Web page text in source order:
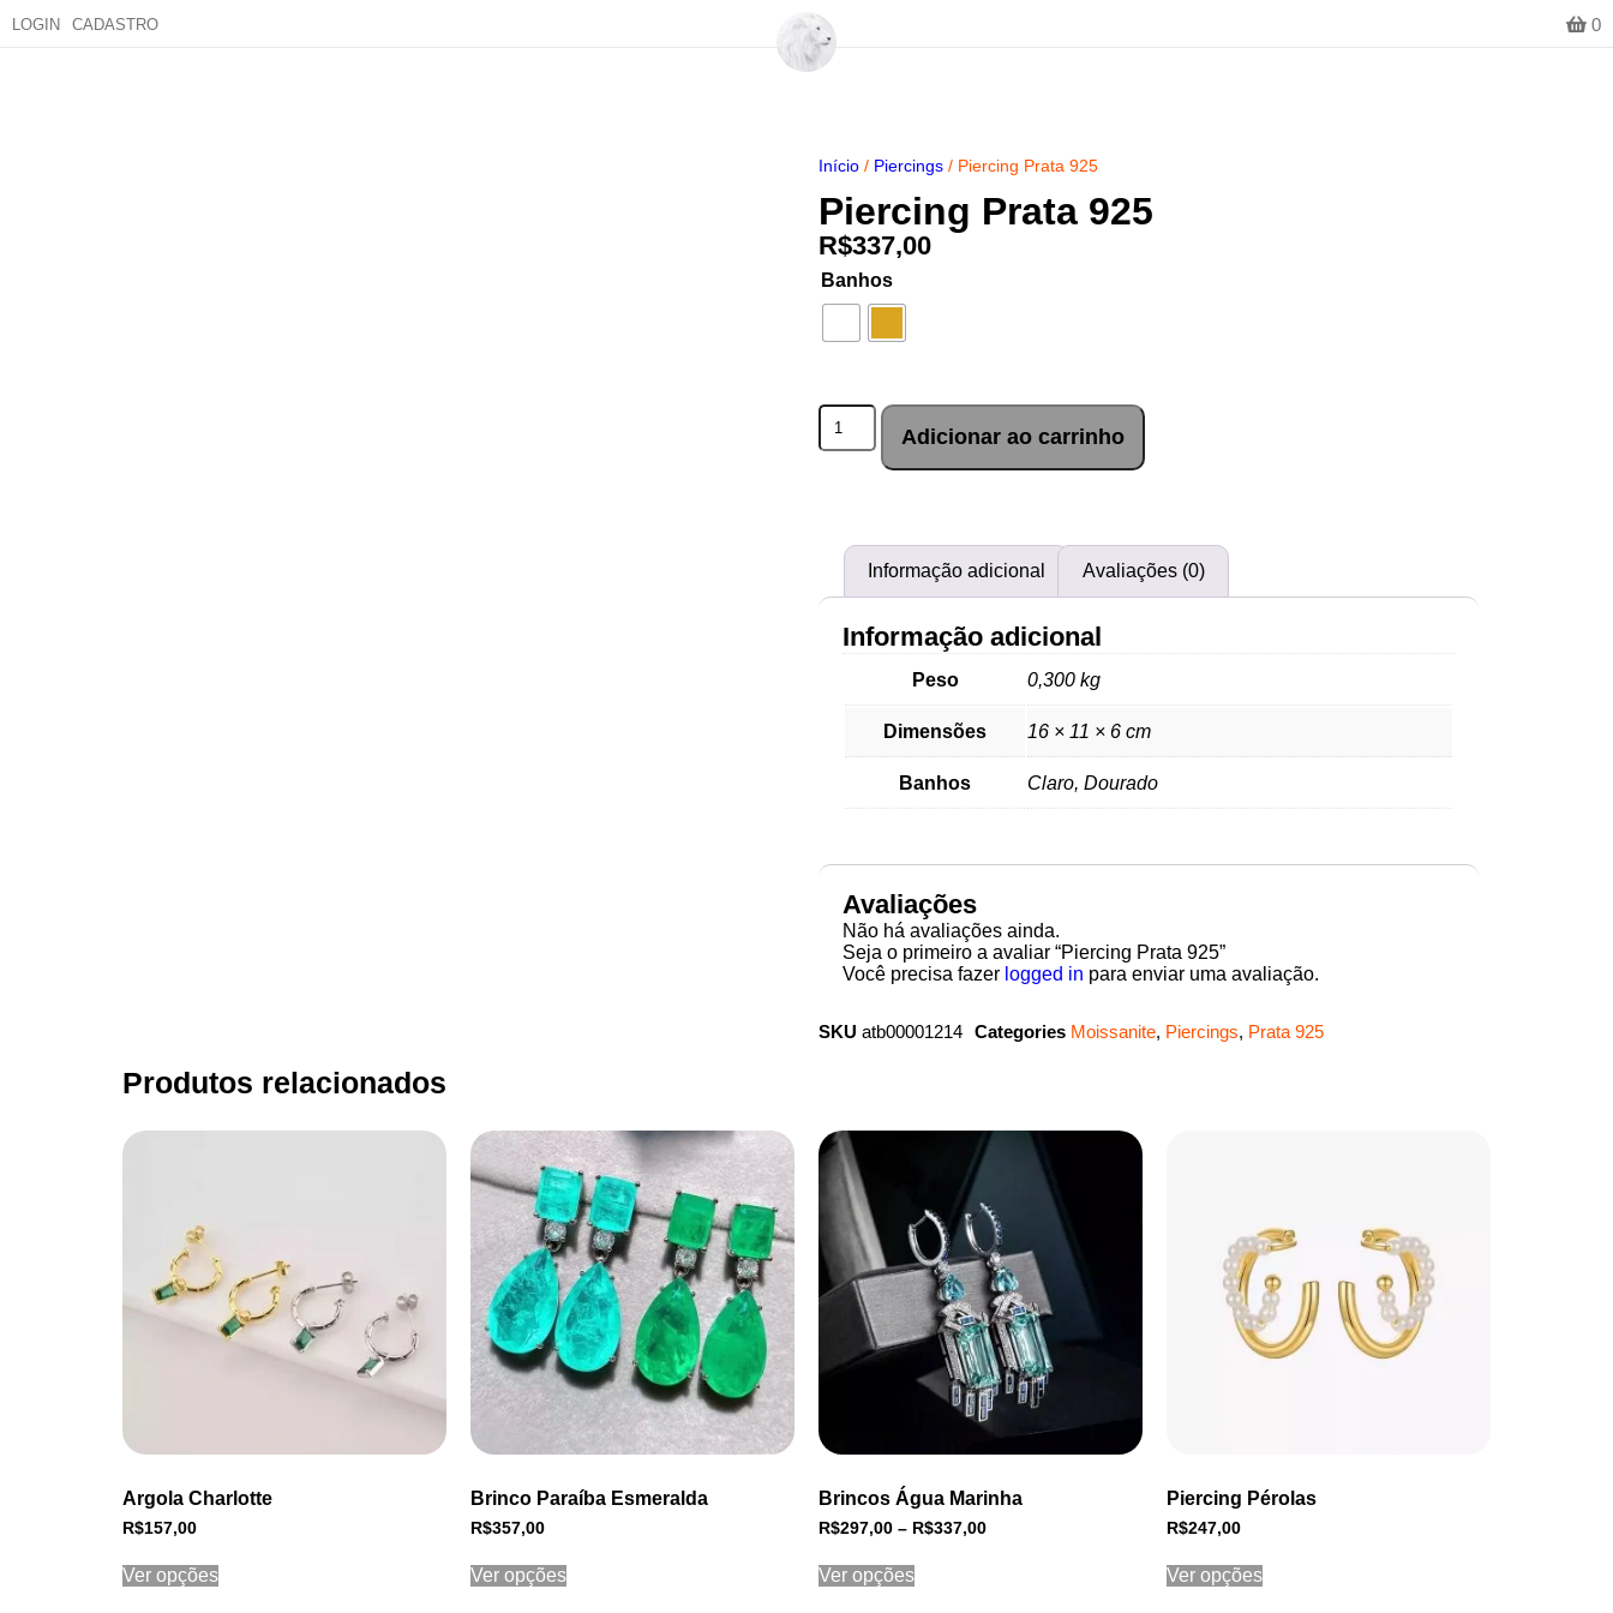
LOGIN CADASTRO 0
Início / Piercings / Piercing Prata 925
Piercing Prata 925
R$337,00
Banhos
Adicionar ao carrinho
Informação adicional Avaliações (0)
Informação adicional
Peso 0,300 kg
Dimensões 16 × 11 × 6 cm
Banhos Claro, Dourado
Avaliações
Não há avaliações ainda.
Seja o primeiro a avaliar “Piercing Prata 925”
Você precisa fazer logged in para enviar uma avaliação.
SKU atb00001214 Categories Moissanite, Piercings, Prata 925
Produtos relacionados
Argola Charlotte
R$157,00
Ver opções
Brinco Paraíba Esmeralda
R$357,00
Ver opções
Brincos Água Marinha
R$297,00 – R$337,00
Ver opções
Piercing Pérolas
R$247,00
Ver opções